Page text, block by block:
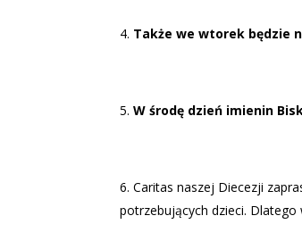
Także we wtorek będzie
W środę dzień imienin
Caritas naszej Diecezji
potrzebujących dzieci.